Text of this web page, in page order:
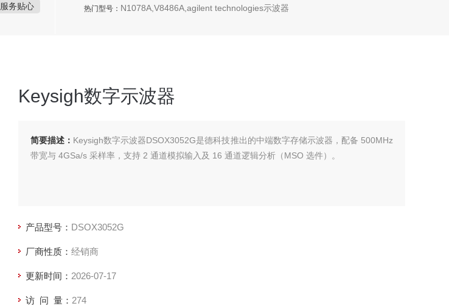
服务贴心 热门型号： N1078A,V8486A,agilent technologies示波器
Keysigh数字示波器
简要描述： Keysigh数字示波器DSOX3052G是德科技推出的中端数字存储示波器，配备 500MHz
带宽与 4GSa/s 采样率，支持 2 通道模拟输入及 16 通道逻辑分析（MSO 选件）。
产品型号： DSOX3052G
厂商性质： 经销商
更新时间： 2026-07-17
访 问 量： 274